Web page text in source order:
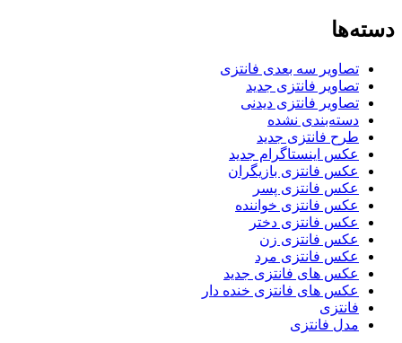
دسته‌ها
تصاویر سه بعدی فانتزی
تصاویر فانتزی جدید
تصاویر فانتزی دیدنی
دسته‌بندی نشده
طرح فانتزی جدید
عکس اینستاگرام جدید
عکس فانتزی بازیگران
عکس فانتزی پسر
عکس فانتزی خواننده
عکس فانتزی دختر
عکس فانتزی زن
عکس فانتزی مرد
عکس های فانتزی جدید
عکس های فانتزی خنده دار
فانتزی
مدل فانتزی